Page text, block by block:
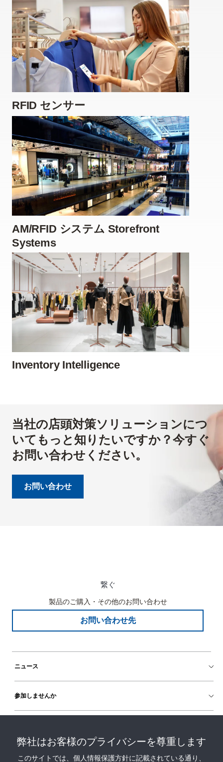
RFID センサー
AM/RFID システム Storefront
Systems
Inventory Intelligence
当社の店頭対策ソリューションにつ
いてもっと知りたいですか？今すぐ
お問い合わせください。
お問い合わせ
繋ぐ
製品のご購入・その他のお問い合わせ
お問い合わせ先
ニュース
参加しませんか
弊社はお客様のプライバシーを尊重します
このサイトでは、個人情報保護方針に記載されている通り、